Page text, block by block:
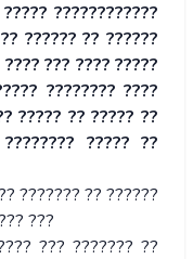
????????????
?????? ?? ??????
??? ???? ?????
???????? ????
????? ?? ????? ??
????? ??
??????? ?? ??????
???
??? ??????? ??